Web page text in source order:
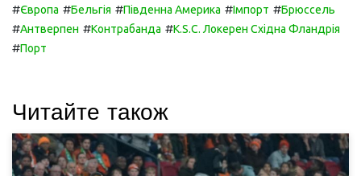
#Європа #Бельгія #Південна Америка #Імпорт #Брюссель
#Антверпен #Контрабанда #K.S.C. Локерен Східна Фландрія
#Порт
Читайте також